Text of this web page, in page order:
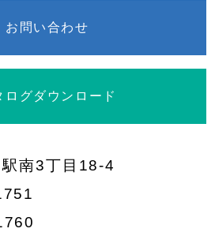
お問い合わせ
ログダウンロード
南3丁目18-4